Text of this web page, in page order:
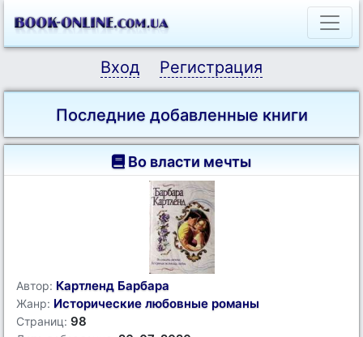
Вход Регистрация
Последние добавленные книги
Во власти мечты
Автор: Картленд Барбара
Жанр: Исторические любовные романы
Страниц: 98